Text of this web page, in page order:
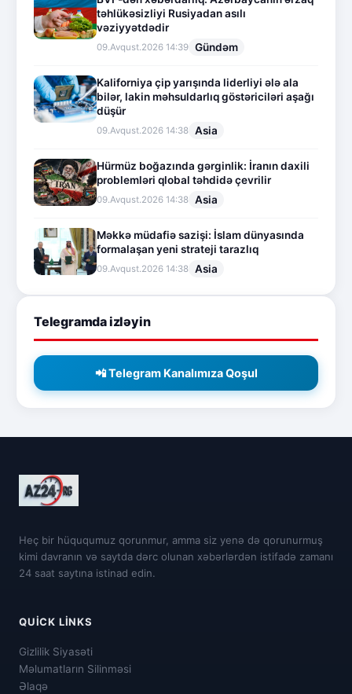
təhlükəsizliyi Rusiyadan asılı
vəziyyətdədir
09.Avqust.2026 14:39 Gündəm
Kaliforniya çip yarışında liderliyi ələ ala
bilər, lakin məhsuldarlıq göstəriciləri aşağı
düşür
09.Avqust.2026 14:38 Asia
Hürmüz boğazında gərginlik: İranın daxili
problemləri qlobal təhdidə çevrilir
09.Avqust.2026 14:38 Asia
Məkkə müdafiə sazişi: İslam dünyasında
formalaşan yeni strateji tarazlıq
09.Avqust.2026 14:38 Asia
Telegramda izləyin
📲 Telegram Kanalımıza Qoşul
Heç bir hüququmuz qorunmur, amma siz yenə də qorunurmuş
kimi davranın və saytda dərc olunan xəbərlərdən istifadə zamanı
24 saat saytına istinad edin.
QUICK LINKS
Gizlilik Siyasəti
Məlumatların Silinməsi
Əlaqə